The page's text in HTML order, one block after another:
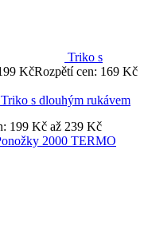
Triko s
KčRozpětí cen: 169 Kč
Triko s dlouhým rukávem
199 Kč až 239 Kč
2000 TERMO